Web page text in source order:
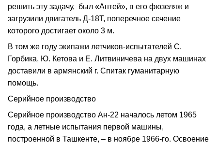
решить эту задачу, был «Антей», в его фюзеляж и
загрузили двигатель Д‑18Т, поперечное сечение
которого достигает около 3 м.
В том же году экипажи летчиков‑испытателей С.
Горбика, Ю. Кетова и Е. Литвиничева на двух машинах
доставили в армянский г. Спитак гуманитарную
помощь.
Серийное производство
Серийное производство Ан‑22 началось летом 1965
года, а летные испытания первой машины,
построенной в Ташкенте, – в ноябре 1966‑го. Освоение